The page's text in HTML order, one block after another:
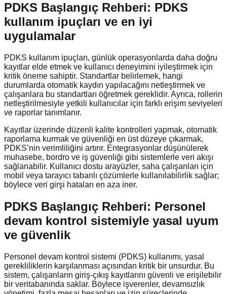
PDKS Başlangıç Rehberi: PDKS
kullanım ipuçları ve en iyi
uygulamalar
PDKS kullanım ipuçları, günlük operasyonlarda daha doğru
kayıtlar elde etmek ve kullanıcı deneyimini iyileştirmek için
kritik öneme sahiptir. Standartlar belirlemek, hangi
durumlarda otomatik kaydın yapılacağını netleştirmek ve
çalışanlara bu standartları öğretmek gereklidir. Ayrıca, rollerin
netleştirilmesiyle yetkili kullanıcılar için farklı erişim seviyeleri
ve raporlar tanımlanır.
Kayıtlar üzerinde düzenli kalite kontrolleri yapmak, otomatik
raporlama kurmak ve güvenliği en üst düzeye çıkarmak,
PDKS’nin verimliliğini artırır. Entegrasyonlar düşünülerek
muhasebe, bordro ve iş güvenliği gibi sistemlerle veri akışı
sağlanabilir. Kullanıcı dostu arayüzler, saha çalışanları için
mobil veya tarayıcı tabanlı çözümlerle kullanılabilirlik sağlar;
böylece veri girşi hataları en aza iner.
PDKS Başlangıç Rehberi: Personel
devam kontrol sistemiyle yasal uyum
ve güvenlik
Personel devam kontrol sistemi (PDKS) kullanımı, yasal
gerekliliklerin karşılanması açısından kritik bir unsurdur. Bu
sistem, çalışanların giriş-çıkış kayıtlarını güvenli ve erişilebilir
bir veritabanında saklar. Böylece işverenler, devamsızlık